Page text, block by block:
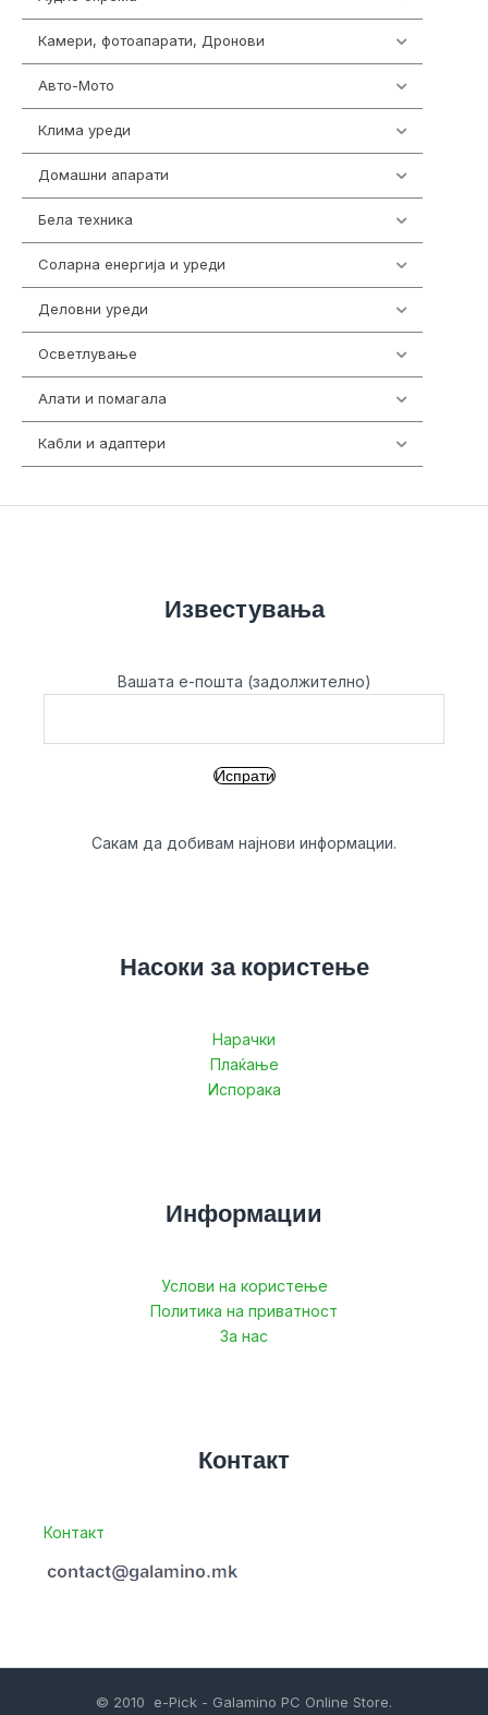
Камери, фотоапарати, Дронови
Авто-Мото
Клима уреди
Домашни апарати
Бела техника
Соларна енергија и уреди
Деловни уреди
Осветлување
Алати и помагала
Кабли и адаптери
Известувања
Вашата е-пошта (задолжително)
Сакам да добивам најнови информации.
Насоки за користење
Нарачки
Плаќање
Испорака
Информации
Услови на користење
Политика на приватност
За нас
Контакт
Контакт
© 2010 e-Pick - Galamino PC Online Store.